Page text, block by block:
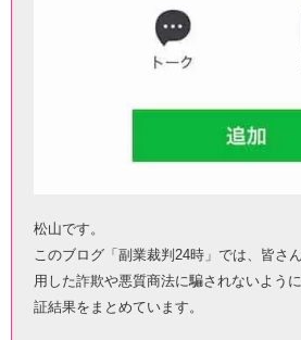
松山です。
このブログ「副業裁判24時」では、皆さ
用した詐欺や悪質商法に騙されないよう
証結果をまとめています。